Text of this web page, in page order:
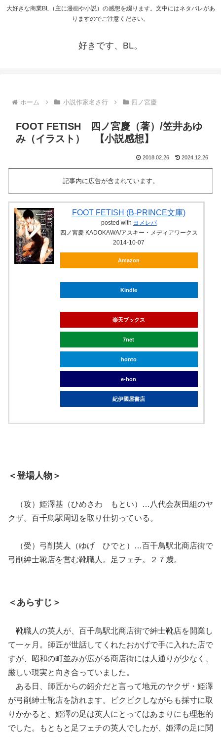
大好きな商業BL（主に漫画や小説）の感想を綴ります。文中にはネタバレがあ
りますのでご注意ください。
好きです、BL。
ホーム 小説作家名さ行 四ノ宮慶
FOOT FETISH 四ノ宮慶（著）/笠井あゆ
み（イラスト） 【小説感想】
2018.02.26 2024.12.26
記事内に広告が含まれています。
FOOT FETISH (B-PRINCE文庫)
posted with ヨメレバ
四ノ宮慶 KADOKAWA/アスキー・メディアワークス
2014-10-07
Amazon
Kindle
楽天ブックス
7net
honto
e-hon
紀伊國屋書店
＜登場人物＞
（攻）姫澤基（ひめさわ もとい）…八代会灰田組のヤ
クザ。百千鳥駅周辺を取り仕切っている。
（受）弓削英人（ゆげ ひでと）…百千鳥駅北商店街で
弓削紳士靴店を営む靴職人。足フェチ。２７歳。
＜あらすじ＞
靴職人の英人が、百千鳥駅北商店街で紳士靴店を開業し
て一ヶ月。師匠が世話してくれたおかげで手に入れた店で
すが、昭和の町並みが広がる商店街には人通りが少なく、
厳しい現実と向き合っていました。
ある日、師匠からの紹介だと言って地元のヤクザ・姫澤
が弓削紳士靴店を訪れます。ビクビクしながらも採寸に取
りかかると、姫澤の足は英人にとってはあまりにも理想的
でした。もともと足フェチの英人でしたが、姫澤の足に関